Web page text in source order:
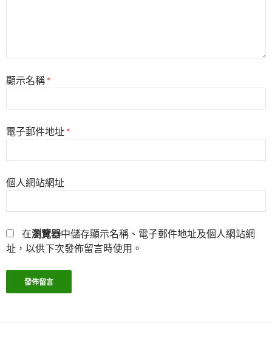
顯示名稱 *
電子郵件地址 *
個人網站網址
在瀏覽器中儲存顯示名稱、電子郵件地址及個人網站網
址，以供下次發佈留言時使用。